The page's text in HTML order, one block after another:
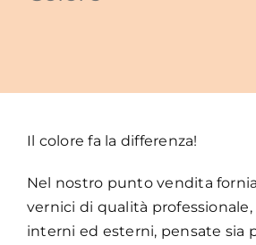
Il colore fa la differenza!
Nel nostro punto vendita
vernici di qualità
interni ed esterni, pensate sia